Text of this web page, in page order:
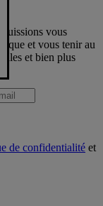
vous
et vous tenir au
et bien plus
de confidentialité et